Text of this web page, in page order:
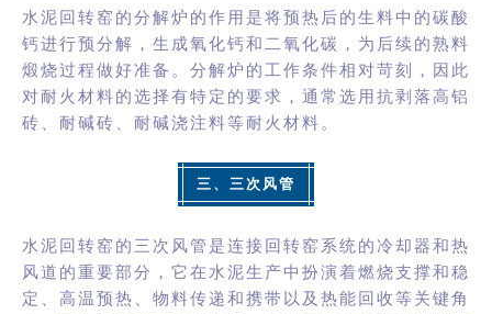
水泥回转窑的分解炉的作用是将预热后的生料中的碳酸
钙进行预分解，生成氧化钙和二氧化碳，为后续的熟料
煅烧过程做好准备。分解炉的工作条件相对苛刻，因此
对耐火材料的选择有特定的要求，通常选用抗剥落高铝
砖、耐碱砖、耐碱浇注料等耐火材料。
三、三次风管
水泥回转窑的三次风管是连接回转窑系统的冷却器和热
风道的重要部分，它在水泥生产中扮演着燃烧支撑和稳
定、高温预热、物料传递和携带以及热能回收等关键角